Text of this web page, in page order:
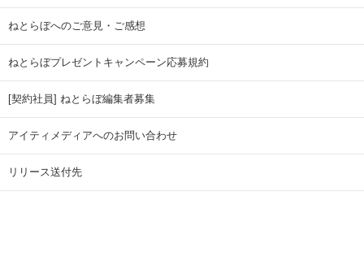
ねとらぼへのご意見・ご感想
ねとらぼプレゼントキャンペーン応募規約
[契約社員] ねとらぼ編集者募集
アイティメディアへのお問い合わせ
リリース送付先